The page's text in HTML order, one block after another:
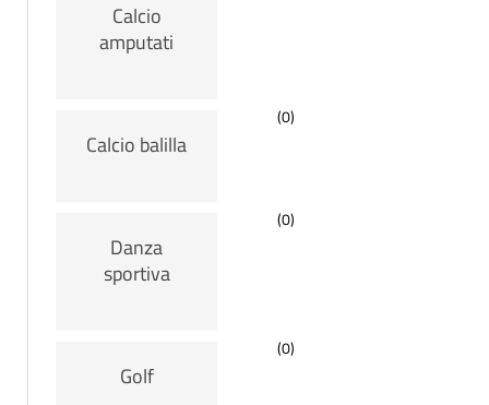
Calcio
amputati
Calcio balilla
(0)
Danza
sportiva
(0)
Golf
(0)